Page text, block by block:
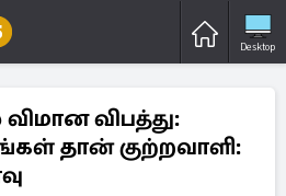
Desktop
விமான விபத்து:
தான் குற்றவாளி: